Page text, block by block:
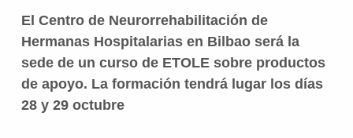
El Centro de Neurorrehabilitación de
Hermanas Hospitalarias en Bilbao será la
sede de un curso de ETOLE sobre productos
de apoyo. La formación tendrá lugar los días
28 y 29 octubre